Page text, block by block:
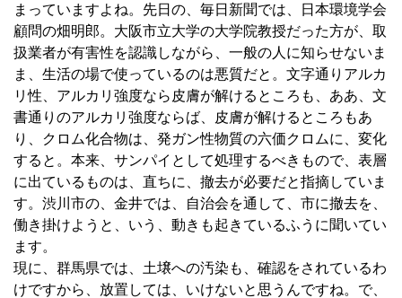
まっていますよね。先日の、毎日新聞では、日本環境学会
顧問の畑明郎。大阪市立大学の大学院教授だった方が、取
扱業者が有害性を認識しながら、一般の人に知らせないま
ま、生活の場で使っているのは悪質だと。文字通りアルカ
リ性、アルカリ強度なら皮膚が解けるところも、ああ、文
書通りのアルカリ強度ならば、皮膚が解けるところもあ
り、クロム化合物は、発ガン性物質の六価クロムに、変化
すると。本来、サンパイとして処理するべきもので、表層
に出ているものは、直ちに、撤去が必要だと指摘していま
す。渋川市の、金井では、自治会を通して、市に撤去を、
働き掛けようと、いう、動きも起きているふうに聞いてい
ます。
現に、群馬県では、土壌への汚染も、確認をされているわ
けですから、放置しては、いけないと思うんですね。で、